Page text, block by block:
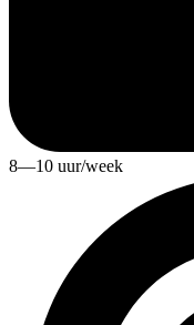
8—10 uur/week